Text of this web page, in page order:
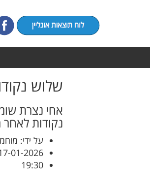
שלוש
נקודות לאחר
על ידי:
01-2026
19:30